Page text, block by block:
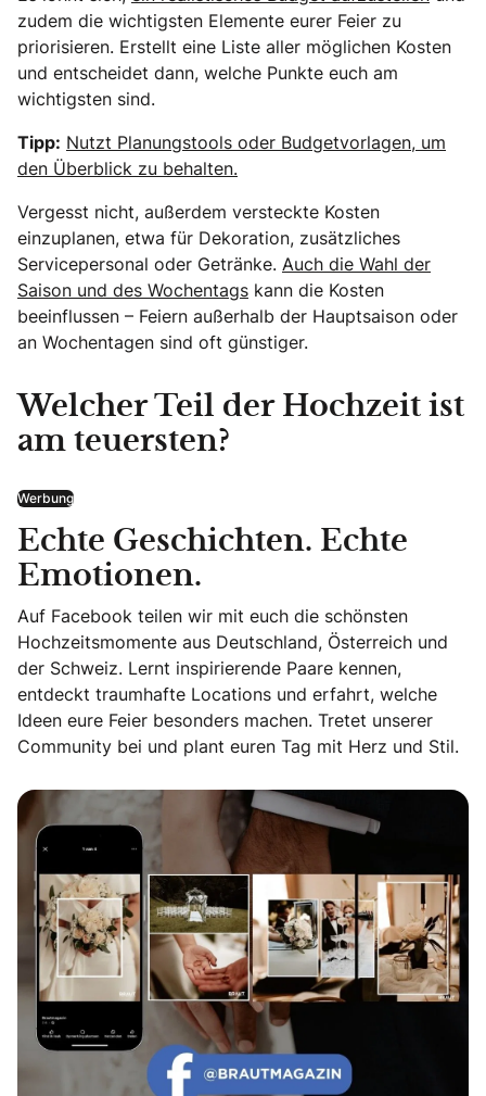
zudem die wichtigsten Elemente eurer Feier zu
priorisieren. Erstellt eine Liste aller möglichen Kosten
und entscheidet dann, welche Punkte euch am
wichtigsten sind.
Tipp: Nutzt Planungstools oder Budgetvorlagen, um
den Überblick zu behalten.
Vergesst nicht, außerdem versteckte Kosten
einzuplanen, etwa für Dekoration, zusätzliches
Servicepersonal oder Getränke. Auch die Wahl der
Saison und des Wochentags kann die Kosten
beeinflussen – Feiern außerhalb der Hauptsaison oder
an Wochentagen sind oft günstiger.
Welcher Teil der Hochzeit ist
am teuersten?
Werbung
Echte Geschichten. Echte
Emotionen.
Auf Facebook teilen wir mit euch die schönsten
Hochzeitsmomente aus Deutschland, Österreich und
der Schweiz. Lernt inspirierende Paare kennen,
entdeckt traumhafte Locations und erfahrt, welche
Ideen eure Feier besonders machen. Tretet unserer
Community bei und plant euren Tag mit Herz und Stil.
Echte Geschichten. Echte Emotionen.